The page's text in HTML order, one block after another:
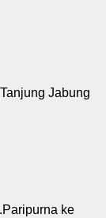
Jabung
ke